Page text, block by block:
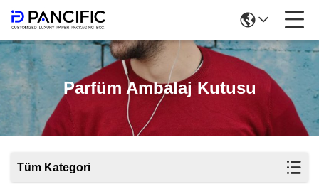
Parfüm Ambalaj Kutusu
Tüm Kategori